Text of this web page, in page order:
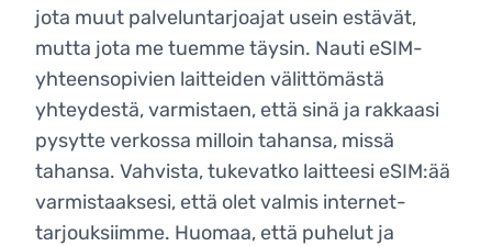
jota muut palveluntarjoajat usein estävät,
mutta jota me tuemme täysin. Nauti eSIM-
yhteensopivien laitteiden välittömästä
yhteydestä, varmistaen, että sinä ja rakkaasi
pysytte verkossa milloin tahansa, missä
tahansa. Vahvista, tukevatko laitteesi eSIM:ää
varmistaaksesi, että olet valmis internet-
tarjouksiimme. Huomaa, että puhelut ja